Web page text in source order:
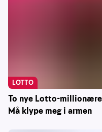
To nye Lotto-
Må klype meg i armen
LOTTO